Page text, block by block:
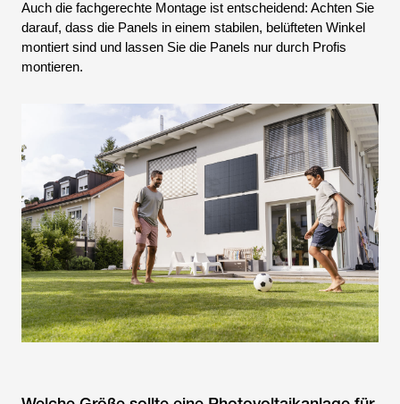
Auch die fachgerechte Montage ist entscheidend: Achten Sie
darauf, dass die Panels in einem stabilen, belüfteten Winkel
montiert sind und lassen Sie die Panels nur durch Profis
montieren.